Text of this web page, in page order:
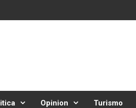
Opinion Turismo